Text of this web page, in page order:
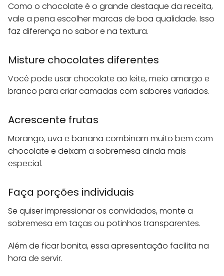
Como o chocolate é o grande destaque da receita,
vale a pena escolher marcas de boa qualidade. Isso
faz diferença no sabor e na textura.
Misture chocolates diferentes
Você pode usar chocolate ao leite, meio amargo e
branco para criar camadas com sabores variados.
Acrescente frutas
Morango, uva e banana combinam muito bem com
chocolate e deixam a sobremesa ainda mais
especial.
Faça porções individuais
Se quiser impressionar os convidados, monte a
sobremesa em taças ou potinhos transparentes.
Além de ficar bonita, essa apresentação facilita na
hora de servir.